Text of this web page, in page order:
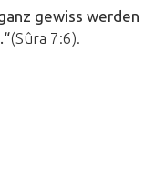
gewiss werden
“(Sûra 7:6).